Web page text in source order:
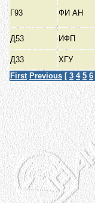
Г93 ФИ АН
Д53
ИФП
Д33
ХГУ
First Previous [ 3 4 5 6